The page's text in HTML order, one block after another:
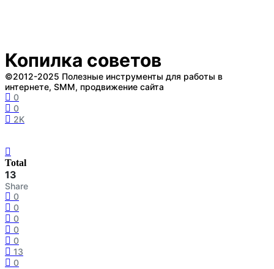
Копилка советов
©2012-2025 Полезные инструменты для работы в
интернете, SMM, продвижение сайта
0
0
2K
Total
13
Share
0
0
0
0
0
13
0